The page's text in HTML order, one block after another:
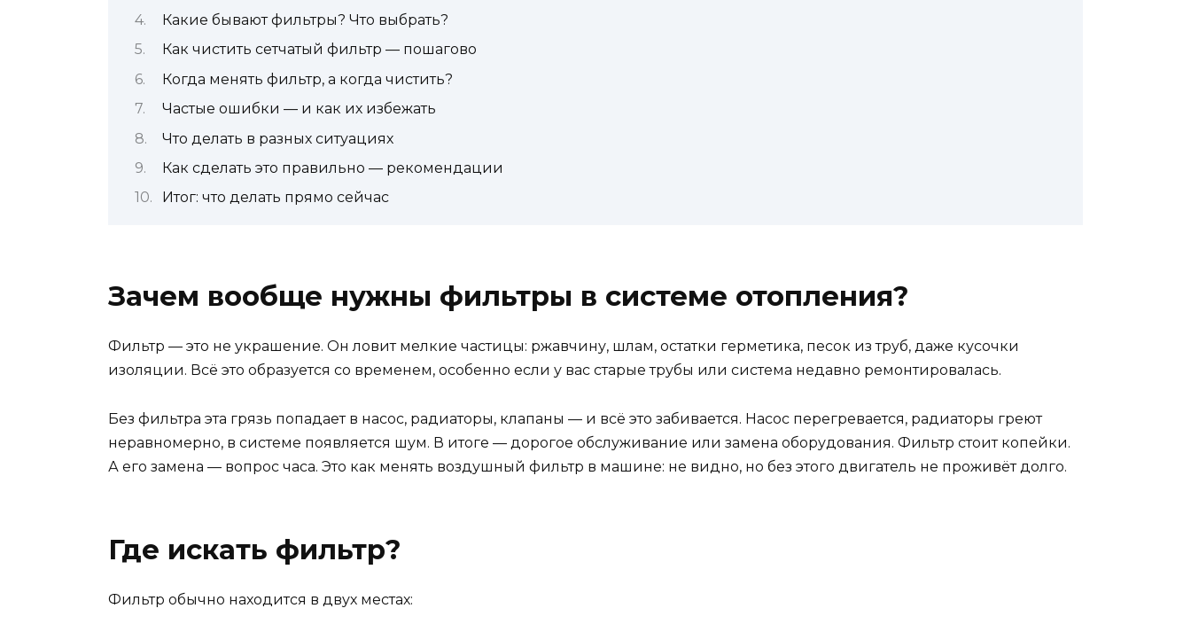
Какие бывают фильтры? Что выбрать?
Как чистить сетчатый фильтр — пошагово
Когда менять фильтр, а когда чистить?
Частые ошибки — и как их избежать
Что делать в разных ситуациях
Как сделать это правильно — рекомендации
Итог: что делать прямо сейчас
Зачем вообще нужны фильтры в системе отопления?
Фильтр — это не украшение. Он ловит мелкие частицы: ржавчину, шлам, остатки герметика, песок из труб, даже кусочки
изоляции. Всё это образуется со временем, особенно если у вас старые трубы или система недавно ремонтировалась.
Без фильтра эта грязь попадает в насос, радиаторы, клапаны — и всё это забивается. Насос перегревается, радиаторы греют
неравномерно, в системе появляется шум. В итоге — дорогое обслуживание или замена оборудования. Фильтр стоит копейки.
А его замена — вопрос часа. Это как менять воздушный фильтр в машине: не видно, но без этого двигатель не проживёт долго.
Где искать фильтр?
Фильтр обычно находится в двух местах: